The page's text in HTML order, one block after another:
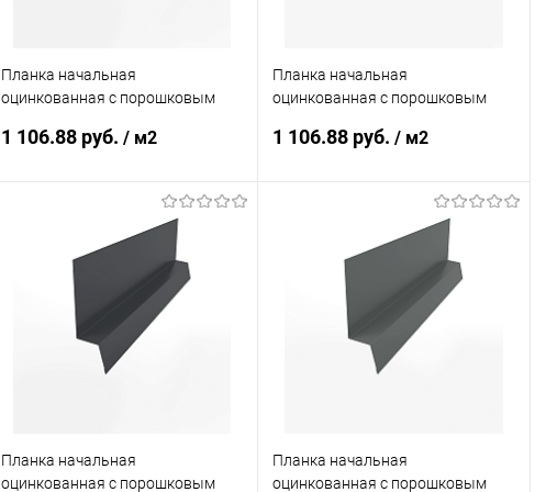
Планка начальная
оцинкованная с порошковым
625 мм RAL 7024
1 106.88 руб. / м2
В корзину
Купить в 1 клик Сравнение
В избранное
Планка начальная
оцинкованная с порошковым
625 мм RAL 7005
1 106.88 руб./ м2
В корзину
Купить в 1 клик Сравнение
В избранное
Планка начальная
оцинкованная с порошковым
Планка начальная
оцинкованная с порошковым